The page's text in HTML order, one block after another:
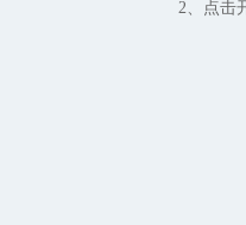
2、点击开